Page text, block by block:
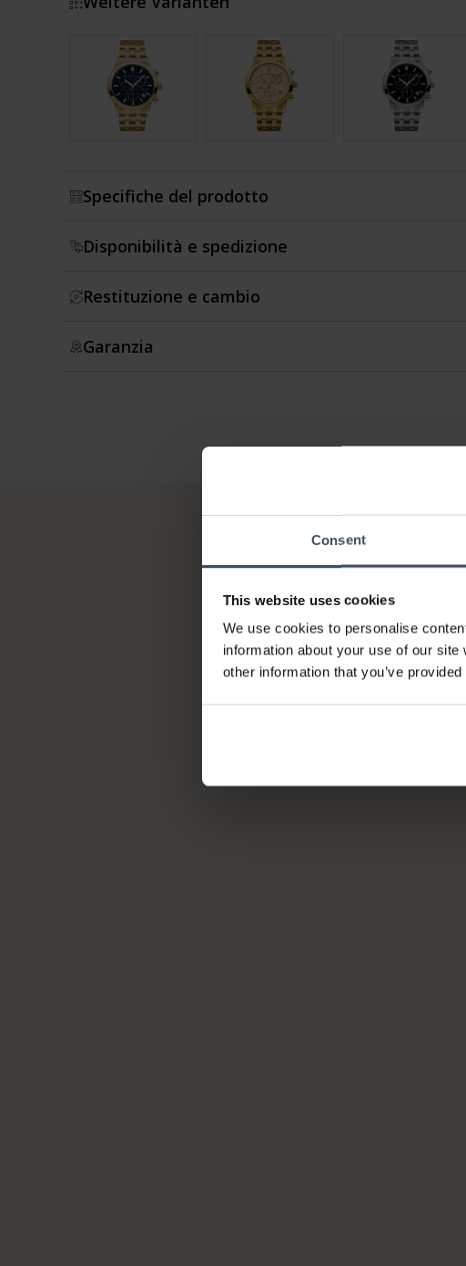
Consent
This website uses cookies
We use cookies to personalise
information about your use of our
other information that you’ve
Specifiche del prodotto
Disponibilità e spedizione
Restituzione e cambio
Garanzia